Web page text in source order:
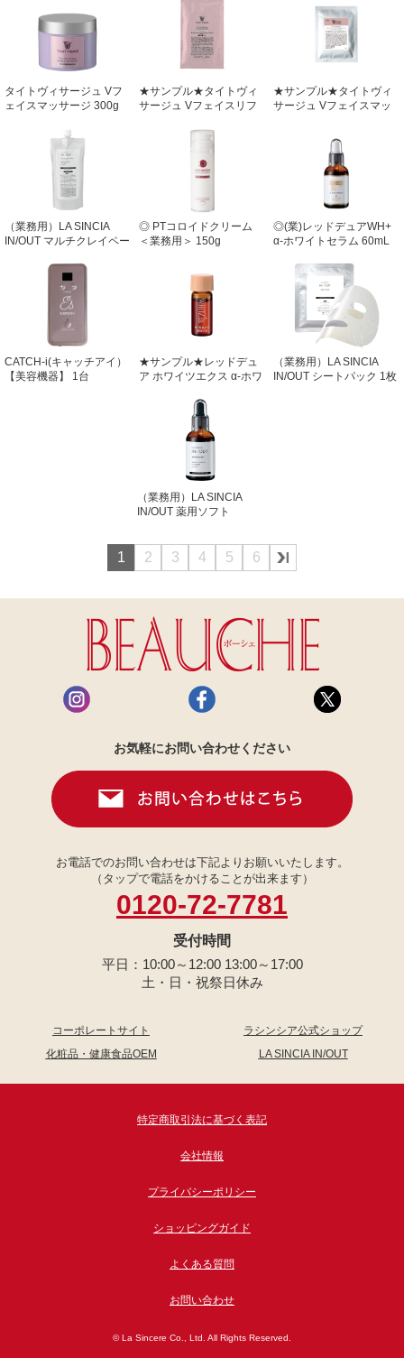
タイトヴィサージュ Vフ
ェイスマッサージ 300g
★サンプル★タイトヴィ
サージュ Vフェイスリフ
★サンプル★タイトヴィ
サージュ Vフェイスマッ
（業務用）LA SINCIA
IN/OUT マルチクレイペー
◎ PTコロイドクリーム
＜業務用＞ 150g
◎(業)レッドデュアWH+
α-ホワイトセラム 60mL
CATCH-i(キャッチアイ）
【美容機器】 1台
★サンプル★レッドデュ
ア ホワイツエクス α-ホワ
販用 兼> 3mL
（業務用）LA SINCIA
IN/OUT シートパック 1枚
（業務用）LA SINCIA
IN/OUT 薬用ソフト
1 2 3 4 5 6
お気軽にお問い合わせください
お電話でのお問い合わせは下記よりお願いいたします。
（タップで電話をかけることが出来ます）
0120-72-7781
受付時間
平日：10:00～12:00 13:00～17:00
土・日・祝祭日休み
コーポレートサイト
ラシンシア公式ショップ
化粧品・健康食品OEM
LA SINCIA IN/OUT
特定商取引法に基づく表記
会社情報
プライバシーポリシー
ショッピングガイド
よくある質問
お問い合わせ
© La Sincere Co., Ltd. All Rights Reserved.